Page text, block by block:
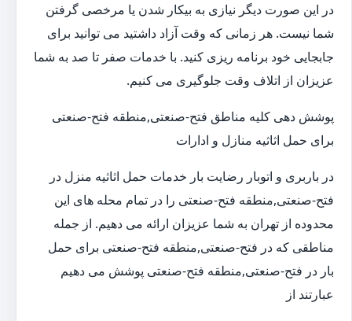
در این صورت دیگر نیازی به بیکار شدن یا مرخصی گرفتن
شما نیست. هر زمانی که وقت آزاد داشتید می توانید برای
جابجایی خود برنامه ریزی کنید. با خدمات صفر تا صد به شما
عزیزان از اتلاف وقت جلوگیری می کنیم.
پوشش دهی کلیه مناطق فتح-صنعتی,منطقه فتح-صنعتی
برای حمل اثاثیه منازل و ادارات
در باربری و اتوبار رضایت بار خدمات حمل اثاثیه منزل در
فتح-صنعتی,منطقه فتح-صنعتی را در تمام محله های این
محدوده از تهران به شما عزیزان ارائه می دهیم. از جمله
مناطقی که در فتح-صنعتی,منطقه فتح-صنعتی برای حمل
بار در فتح-صنعتی,منطقه فتح-صنعتی پوشش می دهیم
عبارتند از